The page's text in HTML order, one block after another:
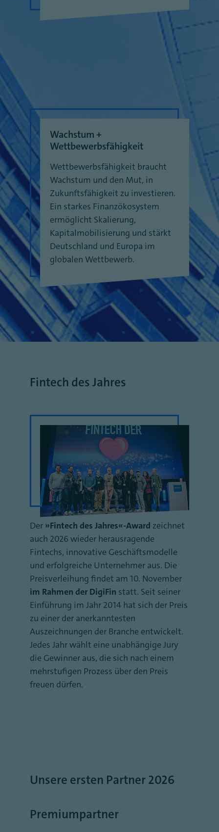
Wachstum +
Wettbewerbsfähigkeit
Wettbewerbsfähigkeit braucht
Wachstum und den Mut, in
Zukunftsfähigkeit zu investieren.
Ein starkes Finanzökosystem
ermöglicht Skalierung,
Kapitalmobilisierung und stärkt
Deutschland und Europa im
globalen Wettbewerb.
Fintech des Jahres
Der „Fintech des Jahres“-Award zeichnet
auch 2026 wieder herausragende
Fintechs, innovative Geschäftsmodelle
und erfolgreiche Unternehmer aus. Die
Preisverleihung findet am 10. November
im Rahmen der DigiFin statt. Seit seiner
Einführung im Jahr 2014 hat sich der Preis
zu einer der anerkanntesten
Auszeichnungen der Branche entwickelt.
Jedes Jahr wählt eine unabhängige Jury
die Gewinner aus, die sich nach einem
mehrstufigen Prozess über den Preis
freuen dürfen.
Unsere ersten Partner 2026
Premiumpartner